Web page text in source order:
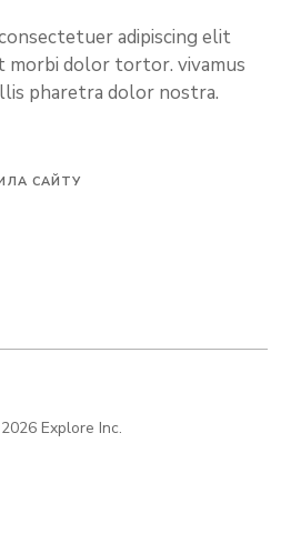
adipiscing elit
morbi dolor tortor. vivamus
pharetra dolor nostra.
САЙТУ
Explore Inc.